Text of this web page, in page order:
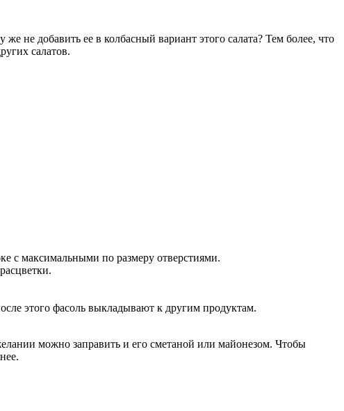
не добавить ее в колбасный вариант этого салата? Тем более, что
салатов.
с максимальными по размеру отверстиями.
этого фасоль выкладывают к другим продуктам.
можно заправить и его сметаной или майонезом. Чтобы